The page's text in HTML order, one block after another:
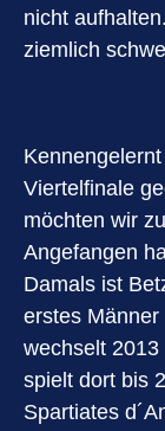
nicht
ziemlich
Viertelfinale
möchten wir
Angefangen
Damals ist
erstes Männer
wechselt 2013
spielt dort bis
Spartiates